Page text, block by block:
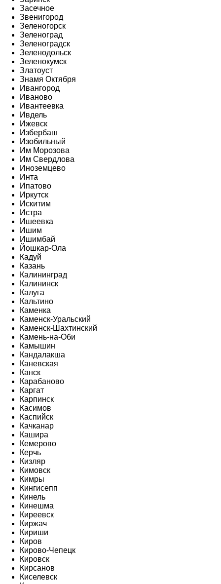
Засечное
Звенигород
Зеленогорск
Зеленоград
Зеленоградск
Зеленодольск
Зеленокумск
Златоуст
Знамя Октября
Ивангород
Иваново
Ивантеевка
Ивдель
Ижевск
Избербаш
Изобильный
Им Морозова
Им Свердлова
Иноземцево
Инта
Ипатово
Иркутск
Искитим
Истра
Ишеевка
Ишим
Ишимбай
Йошкар-Ола
Кадуй
Казань
Калининград
Калининск
Калуга
Кальтино
Каменка
Каменск-Уральский
Каменск-Шахтинский
Камень-на-Оби
Камышин
Кандалакша
Каневская
Канск
Карабаново
Каргат
Карпинск
Касимов
Каспийск
Качканар
Кашира
Кемерово
Керчь
Кизляр
Кимовск
Кимры
Кингисепп
Кинель
Кинешма
Киреевск
Киржач
Кириши
Киров
Кирово-Чепецк
Кировск
Кирсанов
Киселевск